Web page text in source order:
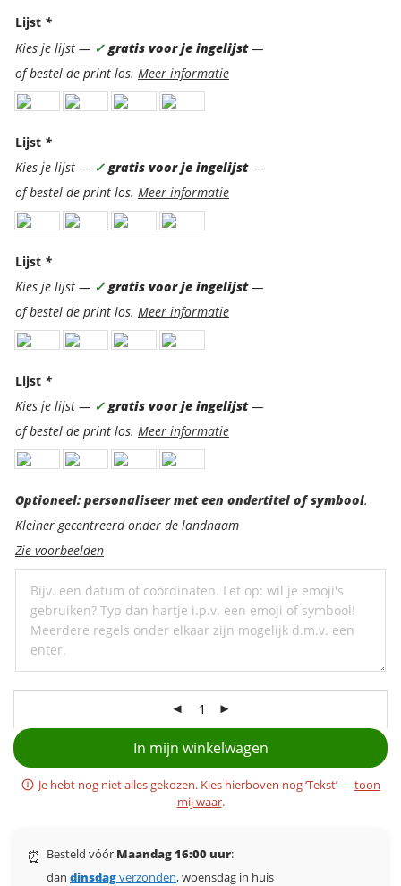
Lijst *
Kies je lijst — ✓ gratis voor je ingelijst—
of bestel de print los. Meer informatie
Lijst *
Kies je lijst — ✓ gratis voor je ingelijst—
of bestel de print los. Meer informatie
Lijst *
Kies je lijst — ✓ gratis voor je ingelijst—
of bestel de print los. Meer informatie
Lijst *
Kies je lijst — ✓gratis voor je ingelijst—
of bestel de print los. Meer informatie
Optioneel:
personaliseer
met
een
ondertitel
Optioneel: personaliseer met een ondertitel of symbool.
Kleiner gecentreerd onder de landnaam
Zie voorbeelden
In mijn winkelwagen
Je hebt nog niet alles gekozen. Kies hierboven nog ‘Tekst’ —toon
mij waar.
⏰ Besteld vóór Maandag 16:00 uur:
dan dinsdagverzonden, woensdag in huis